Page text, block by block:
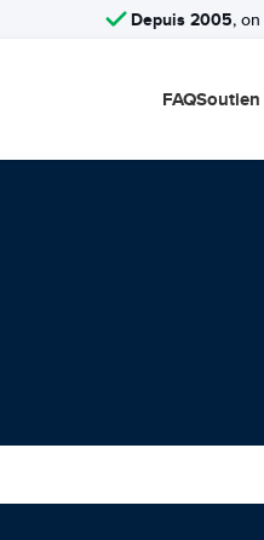
Depuis 2005,
FAQ